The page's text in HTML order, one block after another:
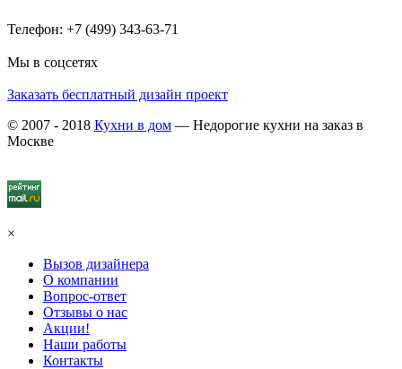
Телефон: +7 (499) 343-63-71
Мы в соцсетях
Заказать бесплатный дизайн проект
© 2007 - 2018 Кухни в дом — Недорогие кухни на заказ в
Москве
×
Вызов дизайнера
О компании
Вопрос-ответ
Отзывы о нас
Акции!
Наши работы
Контакты